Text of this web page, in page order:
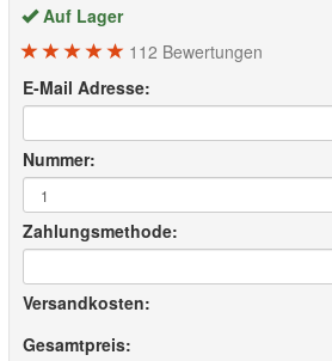
Auf Lager
112 Bewertungen
E-Mail Adresse:
Nummer:
Zahlungsmethode:
Versandkosten:
Gesamtpreis: